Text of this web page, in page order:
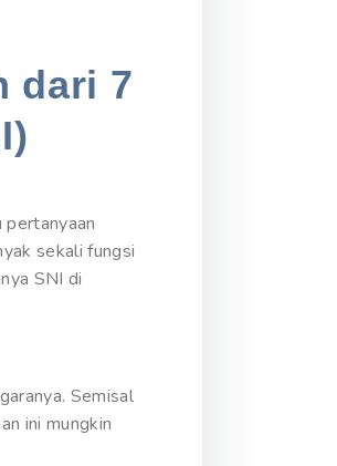
dari 7
pertanyaan
sekali fungsi
SNI di
Semisal
ini mungkin